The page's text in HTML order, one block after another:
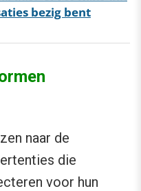
bezig bent
naar de
die
voor hun